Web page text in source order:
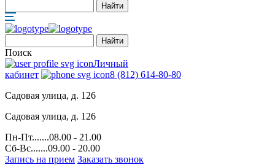
Поиск
Личный
кабинет
8 (812) 614-80-80
Садовая улица, д. 126
Садовая улица, д. 126
Пн-Пт.......08.00 - 21.00
Сб-Вс.......09.00 - 20.00
Запись на прием Заказать звонок